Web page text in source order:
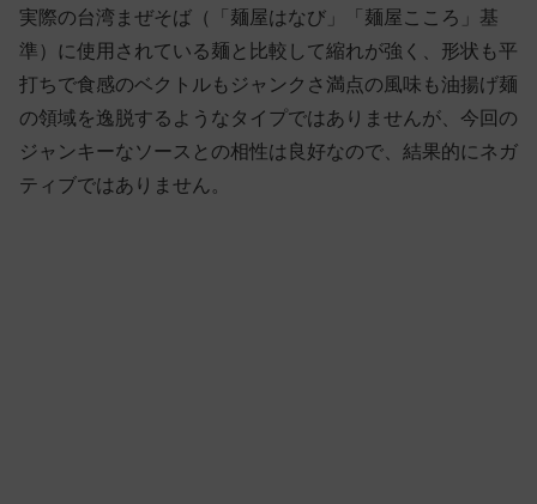
実際の台湾まぜそば（「麺屋はなび」「麺屋こころ」基
準）に使用されている麺と比較して縮れが強く、形状も平
打ちで食感のベクトルもジャンクさ満点の風味も油揚げ麺
の領域を逸脱するようなタイプではありませんが、今回の
ジャンキーなソースとの相性は良好なので、結果的にネガ
ティブではありません。